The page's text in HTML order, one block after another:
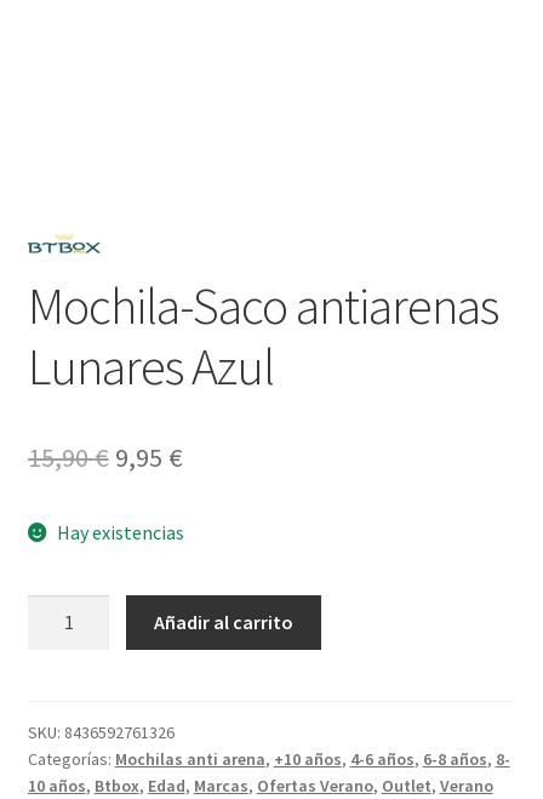
Mochila-Saco antiarenas
Lunares Azul
15,90€ El
original
era:
15,90 €.
9,95 €El
actual
es:
9,95 €.
Hay existencias
Azul
cantidad
Añadir al carrito
SKU: 8436592761326
Categorías: Mochilas anti arena, +10 años, 4-6 años, 6-8 años, 8-
10 años, Btbox, Edad, Marcas, Ofertas Verano, Outlet, Verano